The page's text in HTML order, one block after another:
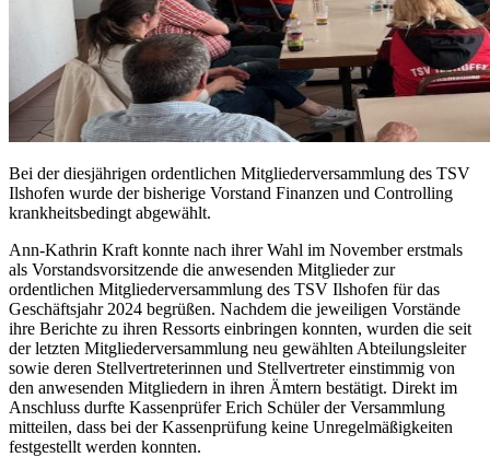
Bei der diesjährigen ordentlichen Mitgliederversammlung des TSV
Ilshofen wurde der bisherige Vorstand Finanzen und Controlling
krankheitsbedingt abgewählt.
Ann-Kathrin Kraft konnte nach ihrer Wahl im November erstmals
als Vorstandsvorsitzende die anwesenden Mitglieder zur
ordentlichen Mitgliederversammlung des TSV Ilshofen für das
Geschäftsjahr 2024 begrüßen. Nachdem die jeweiligen Vorstände
ihre Berichte zu ihren Ressorts einbringen konnten, wurden die seit
der letzten Mitgliederversammlung neu gewählten Abteilungsleiter
sowie deren Stellvertreterinnen und Stellvertreter einstimmig von
den anwesenden Mitgliedern in ihren Ämtern bestätigt. Direkt im
Anschluss durfte Kassenprüfer Erich Schüler der Versammlung
mitteilen, dass bei der Kassenprüfung keine Unregelmäßigkeiten
festgestellt werden konnten.